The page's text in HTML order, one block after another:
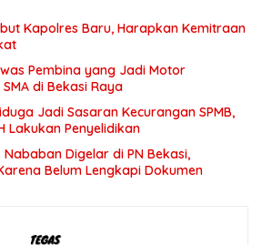
Kapolres Baru, Harapkan Kemitraan
Pembina yang Jadi Motor
di Bekasi Raya
Jadi Sasaran Kecurangan SPMB,
Lakukan Penyelidikan
Digelar di PN Bekasi,
Belum Lengkapi Dokumen